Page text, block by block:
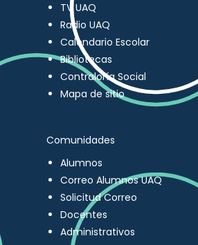
TV UAQ
Radio UAQ
Calendario Escolar
Bibliotecas
Contraloría Social
Mapa de sitio
Comunidades
Alumnos
Correo Alumnos UAQ
Solicitud Correo
Docentes
Administrativos